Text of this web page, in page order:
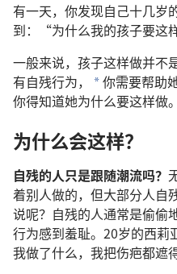
有一天，你发现自己十几岁
到：“为什么我的孩子要这
一般来说，孩子这样做并不
有自残行为，
*你需要帮助
你得知道她为什么要这样做。
为什么会这样？
自残的人只是跟随潮流吗？
着别人做的，但大部分人自
说呢？自残的人通常是偷偷
行为感到羞耻。20岁的西莉
我做了什么，我把伤疤都遮